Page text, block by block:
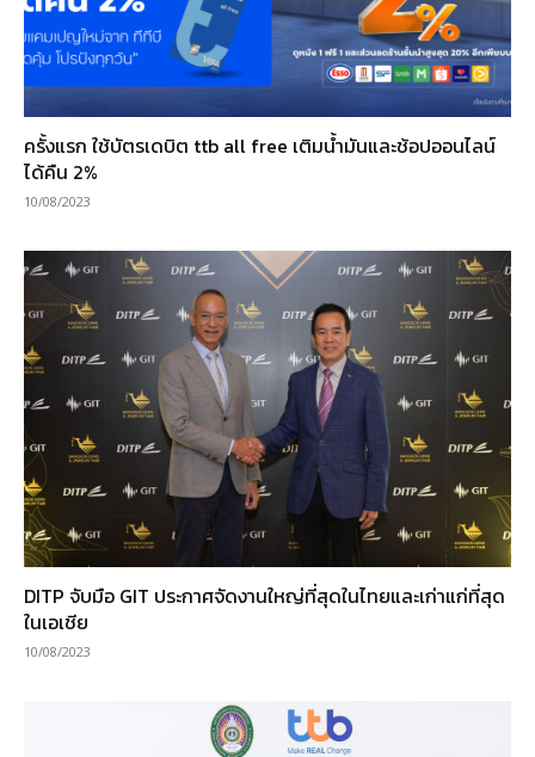
ครั้งแรก ใช้บัตรเดบิต ttb all free เติมน้ำมันและช้อปออนไลน์
ได้คืน 2%
10/08/2023
DITP จับมือ GIT ประกาศจัดงานใหญ่ที่สุดในไทยและเก่าแก่ที่สุด
ในเอเชีย
10/08/2023